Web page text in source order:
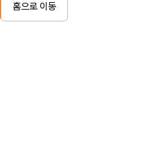
홈으로 이동